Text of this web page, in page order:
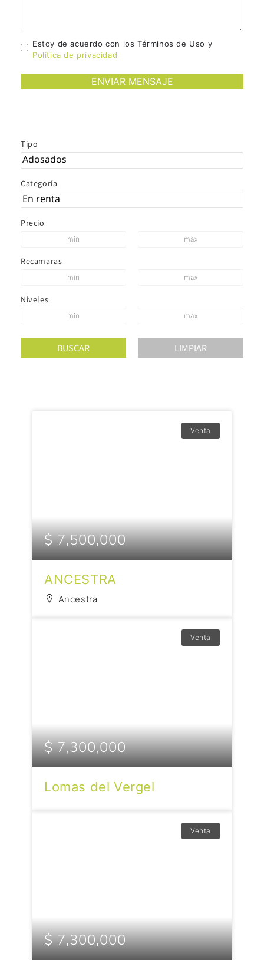
Estoy de acuerdo con los Términos de Uso y
Política de privacidad
Tipo
Categoría
Precio
Recamaras
Niveles
Venta
$ 7,500,000
ANCESTRA
Ancestra
Venta
$ 7,300,000
Lomas del Vergel
Venta
$ 7,300,000